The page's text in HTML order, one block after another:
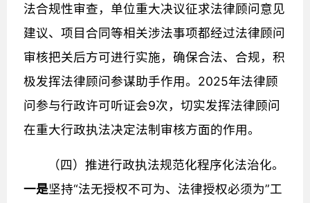
法合规性审查，单位重大决议征求法律顾问意见
建议、项目合同等相关涉法事项都经过法律顾问
审核把关后方可进行实施，确保合法、合规，积
极发挥法律顾问参谋助手作用。2025年法律顾
问参与行政许可听证会9次，切实发挥法律顾问
在重大行政执法决定法制审核方面的作用。
（四）推进行政执法规范化程序化法治化。
一是坚持“法无授权不可为、法律授权必须为”工